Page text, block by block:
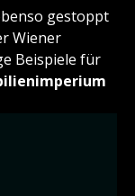
gestoppt
Wiener
Beispiele für